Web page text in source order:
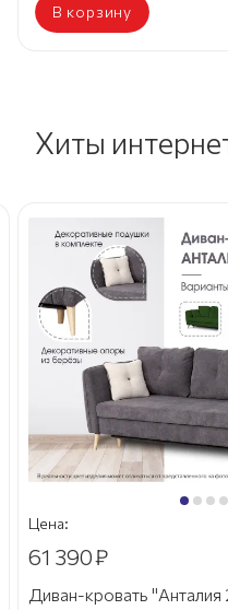
В корзину
Хиты
Цена:
61 390₽
Диван-кровать